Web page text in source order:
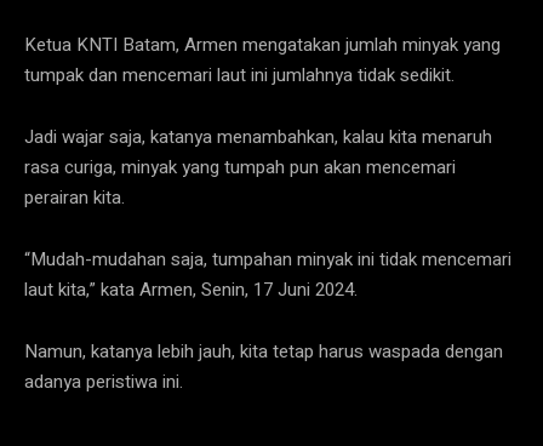
Ketua KNTI Batam, Armen mengatakan jumlah minyak yang
tumpak dan mencemari laut ini jumlahnya tidak sedikit.
Jadi wajar saja, katanya menambahkan, kalau kita menaruh
rasa curiga, minyak yang tumpah pun akan mencemari
perairan kita.
“Mudah-mudahan saja, tumpahan minyak ini tidak mencemari
laut kita,” kata Armen, Senin, 17 Juni 2024.
Namun, katanya lebih jauh, kita tetap harus waspada dengan
adanya peristiwa ini.